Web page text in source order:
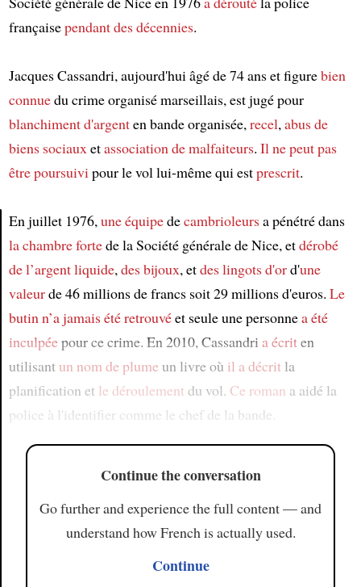
françaisependant des décennies.
Jacques Cassandri, aujourd'hui âgé de 74 ans et figurebien
connuedu crime organisé marseillais, est jugé pour
blanchiment d'argenten bande organisée,recel,abus de
biens sociauxetassociation de malfaiteurs. Il ne peut pas
être poursuivipour le vol lui-même qui estprescrit.
En juillet 1976,une équipedecambrioleursa pénétré dans
la chambre fortede la Société générale de Nice, etdérobé
de l’argent liquide,des bijoux, etdes lingots d'ord'une
valeurde 46 millions de francs soit 29 millions d'euros. Le
butinn’a jamais été retrouvéet seule une personnea été
inculpéepour ce crime. En 2010, Cassandri a écriten
utilisantun nom de plumeun livre où il a décritla
planification et le déroulement du vol. Ce roman a aidé la
police à l'identifier comme le chef de la bande.
Continue the conversation
Go further and experience the full content — and
understand how French is actually used.
Continue